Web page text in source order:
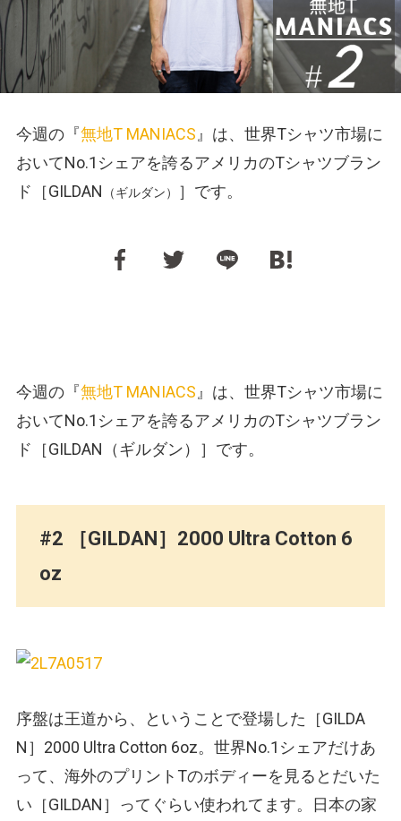
今週の『無地T MANIACS 』は、世界Tシャツ市場に
おいてNo.1シェアを誇るアメリカのTシャツブラン
ド［GILDAN
（ギルダン） ］です。
今週の『無地T MANIACS 』は、世界Tシャツ市場に
おいてNo.1シェアを誇るアメリカのTシャツブラン
ド［GILDAN （ギルダン） ］です。
#2 ［GILDAN］2000 Ultra Cotton 6
oz
序盤は王道から、ということで登場した［GILDA
N］2000 Ultra Cotton 6oz。世界No.1シェアだけあ
って、海外のプリントTのボディーを見るとだいた
い［GILDAN］ってぐらい使われてます。日本の家